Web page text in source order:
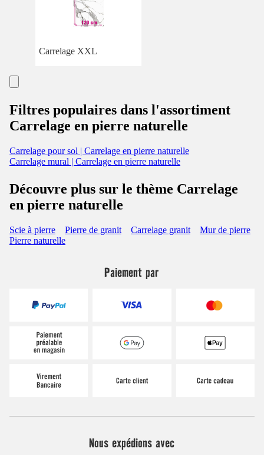
Carrelage XXL
Filtres populaires dans l'assortiment
Carrelage en pierre naturelle
Carrelage pour sol | Carrelage en pierre naturelle
Carrelage mural | Carrelage en pierre naturelle
Découvre plus sur le thème Carrelage
en pierre naturelle
Scie à pierre Pierre de granit Carrelage granit
Mur de pierre
Pierre naturelle
Paiement par
Nous expédions avec